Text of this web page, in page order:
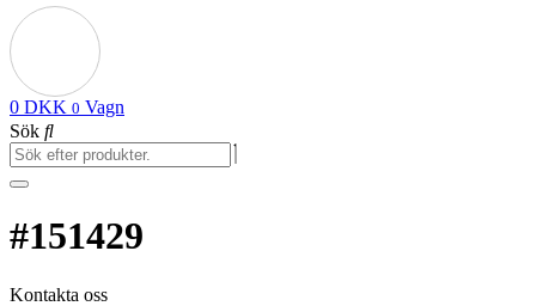
0 DKK 0 Vagn
Sök
#151429
Kontakta oss